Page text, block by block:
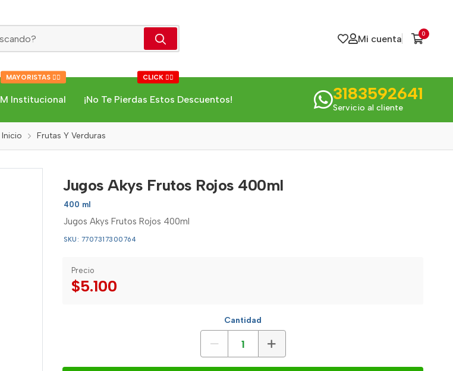
Mi cuenta 0
M Institucional
MAYORISTAS 👇🏻
¡No Te Pierdas Estos Descuentos!
CLICK 👇🏻
3183592641
Servicio al cliente
Inicio Frutas Y Verduras
Jugos Akys Frutos Rojos 400ml
400 ml
Jugos Akys Frutos Rojos 400ml
SKU: 7707317300764
Precio
$5.100
Cantidad